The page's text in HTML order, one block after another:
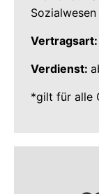
Vertragsart:
Verdienst:
*gilt für alle